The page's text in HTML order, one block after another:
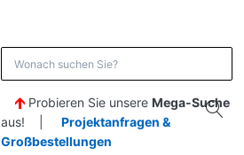
Probieren Sie unsere Mega-Suche
aus! | Projektanfragen &
Großbestellungen